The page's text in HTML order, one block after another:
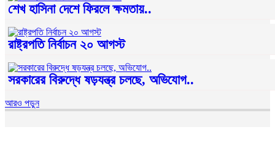
শেখ হাসিনা দেশে ফিরলে ক্ষমতায়..
রাষ্ট্রপতি নির্বাচন ২০ আগস্ট
সরকারের বিরুদ্ধে ষড়যন্ত্র চলছে, অভিযোগ..
আরও পড়ুন